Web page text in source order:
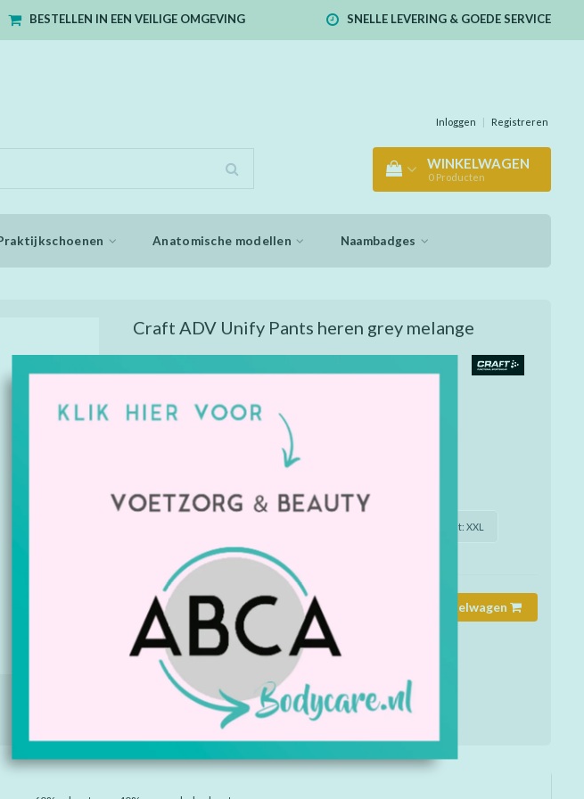
BESTELLEN IN EEN VEILIGE OMGEVING SNELLE LEVERING & GOEDE SERVICE
Inloggen | Registreren
WINKELWAGEN
0 Producten
Anatomische modellen Naambadges
Craft ADV Unify Pants heren grey melange
gerecycled polyester. Twee zakken met ritssluiting.
polyester dat aanvoelt als katoen. Twee zakken met ritssluiting.
1909136
Op voorraad
Maat: XXL
€44,00
Excl. btw
Toevoegen aan winkelwagen